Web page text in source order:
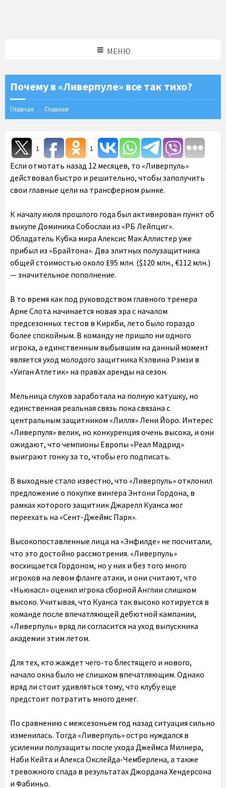
МЕНЮ
Почему в «Ливерпуле» все так тихо?
Главная Главная
1 1
Если отмотать назад 12 месяцев, то «Ливерпуль»
действовал быстро и решительно, чтобы заполучить
свои главные цели на трансферном рынке.
К началу июля прошлого года был активирован пункт об
выкупе Доминика Собослаи из «РБ Лейпциг».
Обладатель Кубка мира Алексис Мак Аллистер уже
прибыл из «Брайтона». Два элитных полузащитника
общей стоимостью около £95 млн. ($120 млн., €112 млн.)
— значительное пополнение.
В то время как под руководством главного тренера
Арне Слота начинается новая эра с началом
предсезонных тестов в Киркби, лето было гораздо
более спокойным. В команду не пришло ни одного
игрока, а единственным выбывшим на данный момент
является уход молодого защитника Кэлвина Рэмзи в
«Уиган Атлетик» на правах аренды на сезон.
Мельница слухов заработала на полную катушку, но
единственная реальная связь пока связана с
центральным защитником «Лилля» Лени Йоро. Интерес
«Ливерпуля» велик, но конкуренция очень высока, и они
ожидают, что чемпионы Европы «Реал Мадрид»
выиграют гонку за то, чтобы его подписать.
В выходные стало известно, что «Ливерпуль» отклонил
предложение о покупке вингера Энтони Гордона, в
рамках которого защитник Джарелл Куанса мог
переехать на «Сент-Джеймс Парк».
Высокопоставленные лица на «Энфилде» не посчитали,
что это достойно рассмотрения. «Ливерпуль»
восхищается Гордоном, но у них и без того много
игроков на левом фланге атаки, и они считают, что
«Ньюкасл» оценил игрока сборной Англии слишком
высоко. Учитывая, что Куанса так высоко котируется в
команде после впечатляющей дебютной кампании,
«Ливерпуль» вряд ли согласится на уход выпускника
академии этим летом.
Для тех, кто жаждет чего-то блестящего и нового,
начало окна было не слишком впечатляющим. Однако
вряд ли стоит удивляться тому, что клубу еще
предстоит потратить много денег.
По сравнению с межсезоньем год назад ситуация сильно
изменилась. Тогда «Ливерпуль» остро нуждался в
усилении полузащиты после ухода Джеймса Милнера,
Наби Кейта и Алекса Окслейда-Чемберлена, а также
тревожного спада в результатах Джордана Хендерсона
и Фабиньо.